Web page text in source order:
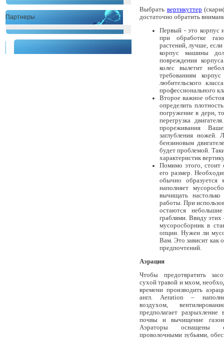
Партнеры
Выбрать вертикуттер
достаточно обратить
Первый - это корпус
при обработке
растений, лучше,
корпус машины
повреждения
колес вылетит
требованиям
любительского
профессионального
Второе важное
определить
погружение в дерн,
перегрузка
прореживания
заглубления ножей.
бензиновым
будет проблемой.
характеристик
Помимо этого, стоит
его размер.
обычно образуется
наполняет
вычищать
работы. При
остаются
граблями. Ввиду этих
мусоросборник в
опции. Нужен ли
Вам. Это зависит как
предпочтений.
Аэрация
Чтобы предотвратить
сухой травой и мхом,
времени производить
англ. Aeration –
воздухом,
предполагает разрыхление
почвы и вычищение
Аэраторы оснащены
проволочными зубьями,